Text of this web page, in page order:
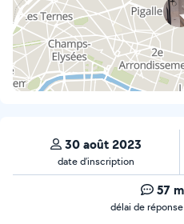
30 août 2023
date d’inscription
57
délai de